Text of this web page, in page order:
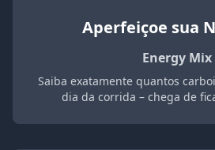
Aperfeiçoe sua
Energy Mix
Saiba exatamente quantos
dia da corrida – chega de